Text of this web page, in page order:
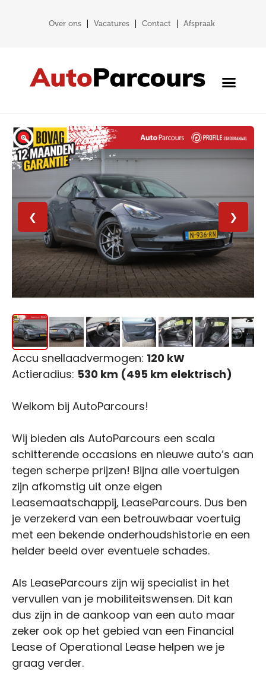
Over ons Vacatures Contact Afspraak
❮ ❯
Accu snellaadvermogen: 120 kW
Actieradius: 530 km (495 km elektrisch)
Welkom bij AutoParcours!
Wij bieden als AutoParcours een scala
schitterende occasions en nieuwe auto’s aan
tegen scherpe prijzen! Bijna alle voertuigen
zijn afkomstig uit onze eigen
Leasemaatschappij, LeaseParcours. Dus ben
je verzekerd van een betrouwbaar voertuig
met een bekende onderhoudshistorie en een
helder beeld over eventuele schades.
Als LeaseParcours zijn wij specialist in het
vervullen van je mobiliteitswensen. Dit kan
dus zijn in de aankoop van een auto maar
zeker ook op het gebied van een Financial
Lease of Operational Lease helpen we je
graag verder.